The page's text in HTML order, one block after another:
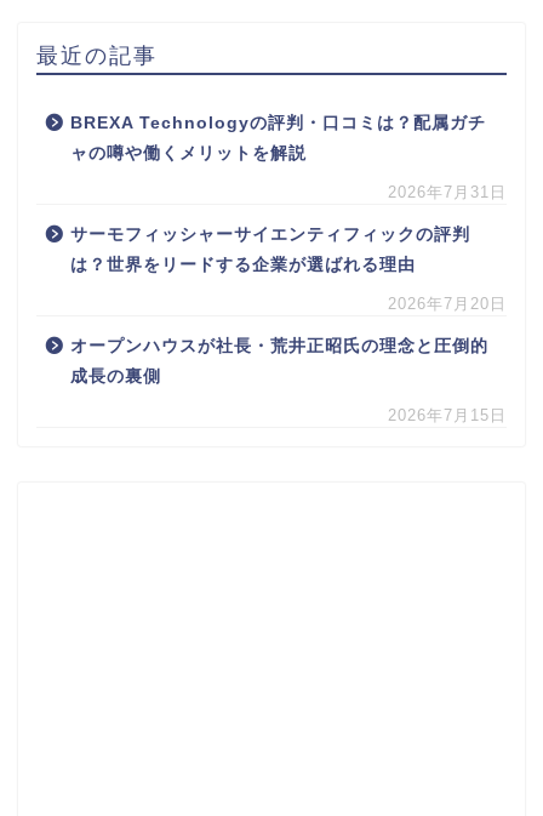
最近の記事
BREXA Technologyの評判・口コミは？配属ガチ
ャの噂や働くメリットを解説
2026年7月31日
サーモフィッシャーサイエンティフィックの評判
は？世界をリードする企業が選ばれる理由
2026年7月20日
オープンハウスが社長・荒井正昭氏の理念と圧倒的
成長の裏側
2026年7月15日